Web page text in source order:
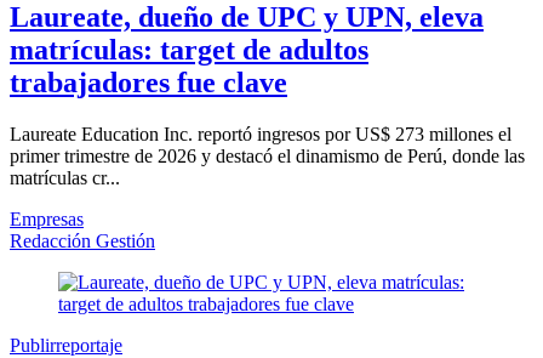
Laureate, dueño de UPC y UPN, eleva
matrículas: target de adultos
trabajadores fue clave
Laureate Education Inc. reportó ingresos por US$ 273 millones el
primer trimestre de 2026 y destacó el dinamismo de Perú, donde las
matrículas cr...
Empresas
Redacción Gestión
Publirreportaje